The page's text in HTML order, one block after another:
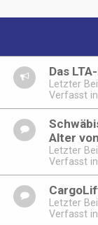
Das
Letzter
Verfasst in
Alter
Letzter
Verfasst in
Letzter
Verfasst in